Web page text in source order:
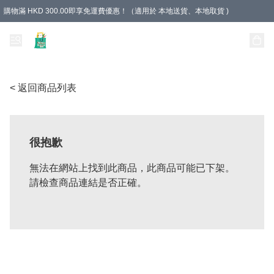
購物滿 HKD 300.00即享免運費優惠！（適用於 本地送貨、本地取貨 )
< 返回商品列表
很抱歉
無法在網站上找到此商品，此商品可能已下架。
請檢查商品連結是否正確。